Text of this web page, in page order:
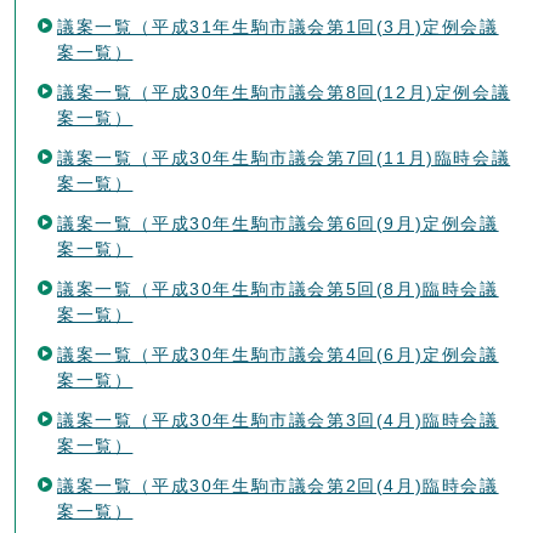
議案一覧（平成31年生駒市議会第1回(3月)定例会議
案一覧）
議案一覧（平成30年生駒市議会第8回(12月)定例会議
案一覧）
議案一覧（平成30年生駒市議会第7回(11月)臨時会議
案一覧）
議案一覧（平成30年生駒市議会第6回(9月)定例会議
案一覧）
議案一覧（平成30年生駒市議会第5回(8月)臨時会議
案一覧）
議案一覧（平成30年生駒市議会第4回(6月)定例会議
案一覧）
議案一覧（平成30年生駒市議会第3回(4月)臨時会議
案一覧）
議案一覧（平成30年生駒市議会第2回(4月)臨時会議
案一覧）